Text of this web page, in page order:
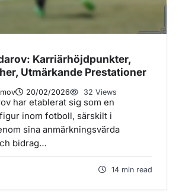
Karriärhöjdpunkter,
Utmärkande Prestationer
20/02/2026 32 Views
har etablerat sig som en
inom fotboll, särskilt i
sina anmärkningsvärda
bidrag…
14 min read